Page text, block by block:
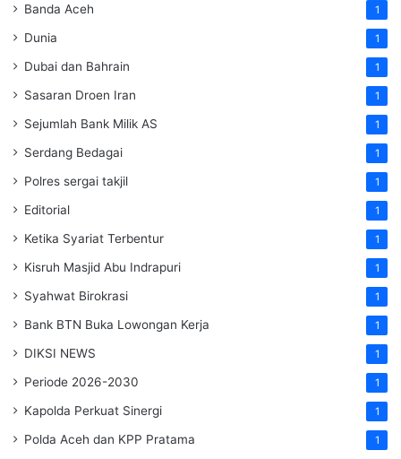
Banda Aceh 1
Dunia 1
Dubai dan Bahrain 1
Sasaran Droen Iran 1
Sejumlah Bank Milik AS 1
Serdang Bedagai 1
Polres sergai takjil 1
Editorial 1
Ketika Syariat Terbentur 1
Kisruh Masjid Abu Indrapuri 1
Syahwat Birokrasi 1
Bank BTN Buka Lowongan Kerja 1
DIKSI NEWS 1
Periode 2026-2030 1
Kapolda Perkuat Sinergi 1
Polda Aceh dan KPP Pratama 1